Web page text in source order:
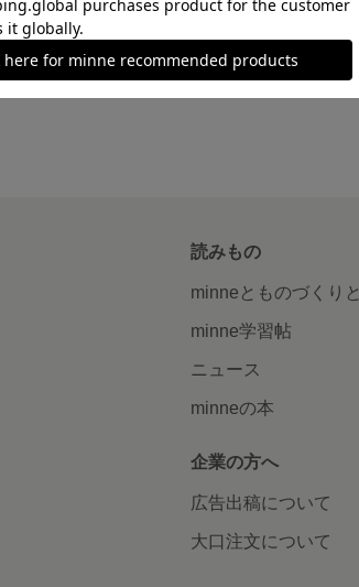
フラワー レッド ワンピース
6,500円 3,900円
読みもの
minneとものづくりと
minne学習帖
ニュース
minneの本
企業の方へ
広告出稿について
大口注文について